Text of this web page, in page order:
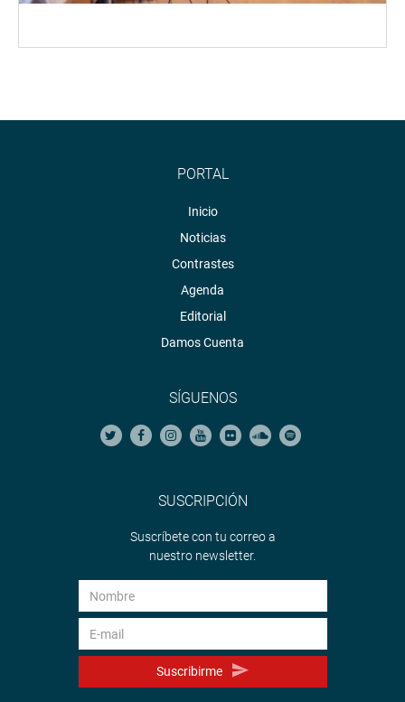
PORTAL
Inicio
Noticias
Contrastes
Agenda
Editorial
Damos Cuenta
SÍGUENOS
SUSCRIPCIÓN
Suscríbete con tu correo a
nuestro newsletter.
Suscribirme